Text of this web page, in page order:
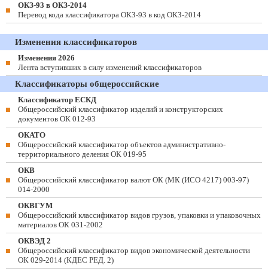
ОКЗ-93 в ОКЗ-2014
Перевод кода классификатора ОКЗ-93 в код ОКЗ-2014
Изменения классификаторов
Изменения 2026
Лента вступивших в силу изменений классификаторов
Классификаторы общероссийские
Классификатор ЕСКД
Общероссийский классификатор изделий и конструкторских
документов ОК 012-93
ОКАТО
Общероссийский классификатор объектов административно-
территориального деления ОК 019-95
ОКВ
Общероссийский классификатор валют ОК (МК (ИСО 4217) 003-97)
014-2000
ОКВГУМ
Общероссийский классификатор видов грузов, упаковки и упаковочных
материалов ОК 031-2002
ОКВЭД 2
Общероссийский классификатор видов экономической деятельности
ОК 029-2014 (КДЕС РЕД. 2)